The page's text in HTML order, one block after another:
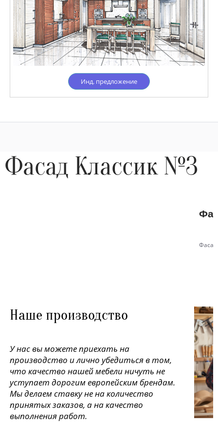
Инд. предложение
Фасад Классик №3
Наше производство
У нас вы можете приехать на
производство и лично убедиться в том,
что качество нашей мебели ничуть не
уступает дорогим европейским брендам.
Мы делаем ставку не на количество
принятых заказов, а на качество
выполнения работ.